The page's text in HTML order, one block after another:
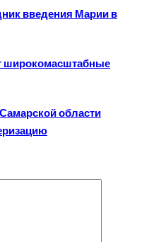
введения Марии в
широкомасштабные
области